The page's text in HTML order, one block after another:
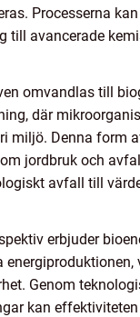
Processerna
till avancerade
omvandlas till
där
miljö. Denna form
jordbruk och
avfall till
erbjuder
Genom
kan